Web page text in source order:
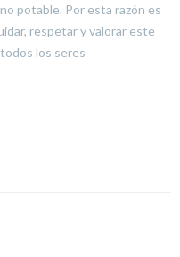
potable. Por esta razón es
respetar y valorar este
los seres